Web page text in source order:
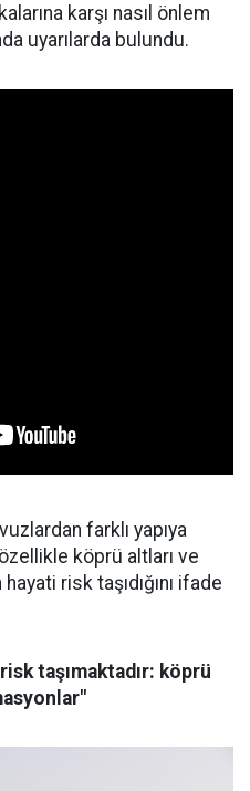
karşı nasıl önlem
uyarılarda bulundu.
farklı yapıya
köprü altları ve
risk taşıdığını ifade
taşımaktadır: köprü